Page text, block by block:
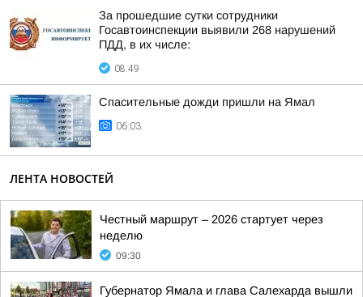
За прошедшие сутки сотрудники
Госавтоинспекции выявили 268 нарушений
ПДД, в их числе:
08:49
Спасительные дожди пришли на Ямал
06:03
ЛЕНТА НОВОСТЕЙ
Честный маршрут – 2026 стартует через
неделю
09:30
Губернатор Ямала и глава Салехарда вышли